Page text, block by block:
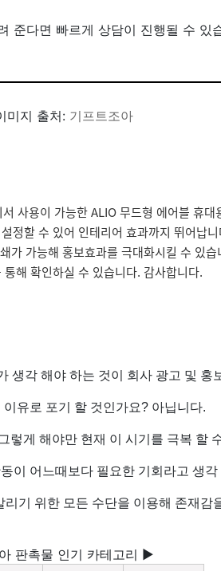
준다면 빠르게 상담이 진행될 수 있
미지 출처: 기프트조아
사용이 가능한 ALIO 무드형 에어블 휴
할 수 있어 인테리어 효과까지 뛰어납
가능해 홍보효과를 극대화시킬 수 있
해 확인하실 수 있습니다. 감사합니다.
생각 해야 하는 것이 회사 광고 및 홍
유로 포기 할 것인가요? 아닙니다.
렇게 해야만 현재 이 시기를 극복 할
이 어느때보다 필요한 기회라고 생각
기 위한 모든 수단을 이용해 존재감
판촉물 인기 카테고리 ▶